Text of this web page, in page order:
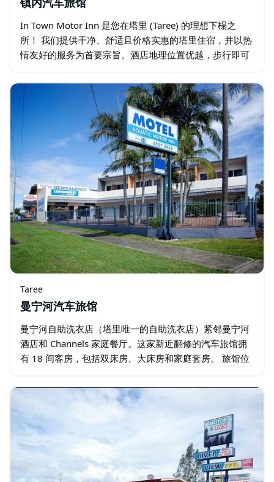
镇内汽车旅馆
In Town Motor Inn 是您在塔里 (Taree) 的理想下榻之
所！ 我们提供干净、舒适且价格实惠的塔里住宿，并以热
情友好的服务为首要宗旨。酒店地理位置优越，步行即可
Taree
曼宁河汽车旅馆
曼宁河自助洗衣店（塔里唯一的自助洗衣店）紧邻曼宁河
酒店和 Channels 家庭餐厅。这家新近翻修的汽车旅馆拥
有 18 间客房，包括双床房、大床房和家庭套房。 旅馆位